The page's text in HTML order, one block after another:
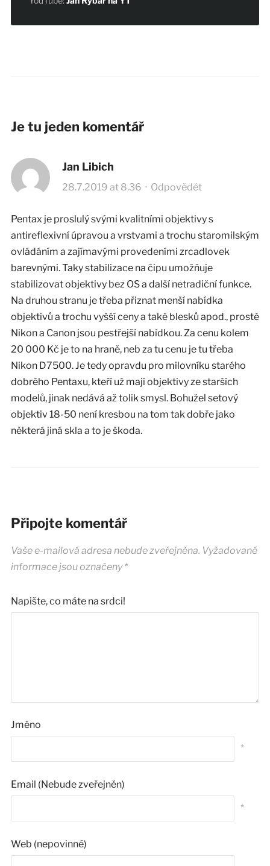
Je tu jeden komentář
Jan Libich
28.7.2019 at 8.36 · Odpovědět
Pentax je proslulý svými kvalitními objektivy s
antireflexivní úpravou a vrstvami a trochu staromilským
ovládáním a zajímavými provedeními zrcadlovek
barevnými. Taky stabilizace na čipu umožňuje
stabilizovat objektivy bez OS a další netradiční funkce.
Na druhou stranu je třeba přiznat menší nabídka
objektivů a trochu vyšší ceny a také blesků apod., prostě
Nikon a Canon jsou pestřejší nabídkou. Za cenu kolem
20 000 Kč je to na hraně, neb za tu cenu je tu třeba
Nikon D7500. Je tedy opravdu pro milovníku starého
dobrého Pentaxu, kteří už mají objektivy ze starších
modelů, jinak nedává až tolik smysl. Bohužel setový
objektiv 18-50 není kresbou na tom tak dobře jako
některá jiná skla a to je škoda.
Připojte komentář
Vaše e-mailová adresa nebude zveřejněna. Vyžadované
informace jsou označeny*
Napište, co máte na srdci!
Jméno
*
Email (Nebude zveřejněn)
*
Web (nepovinné)